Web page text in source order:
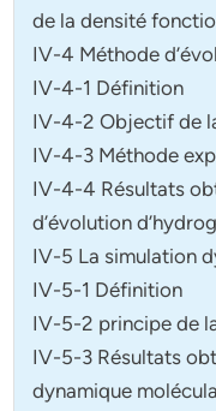
de la densité
IV-4 Méthode
IV-4-1 Définition
IV-4-2 Objectif de
IV-4-3 Méthode
IV-4-4 Résultats
d’évolution
IV-5 La simulation
IV-5-1 Définition
IV-5-2 principe de
IV-5-3 Résultats
dynamique